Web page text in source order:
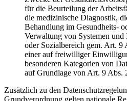
für die Beurteilung der
die medizinische Diagnostik,
Behandlung im Gesundheits-
Verwaltung von Systemen und
oder Sozialbereich gem. Art.
einer auf freiwilliger
besonderen Kategorien von
auf Grundlage von Art. 9 Abs.
Zusätzlich zu den
Grundverordnung gelten nationale